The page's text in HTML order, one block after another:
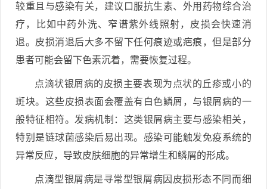
较重且与感染有关，建议口服抗生素、外用药物综合治
疗，比如中药外洗、窄谱紫外线照射，皮损会快速消
退。皮损消退后大多不留下任何痕迹或疤痕，但是部分
患者可能会留下色素沉着，需要恢复过程。
点滴状银屑病的皮损主要表现为点状的丘疹或小的
斑块。这些皮损表面会覆盖有白色鳞屑，与银屑病的一
般特征相符。发病机制：这类银屑病主要与感染相关，
特别是链球菌感染后易出现。感染可能触发免疫系统的
异常反应，导致皮肤细胞的异常增生和鳞屑的形成。
点滴型银屑病是寻常型银屑病因皮损形态不同而细